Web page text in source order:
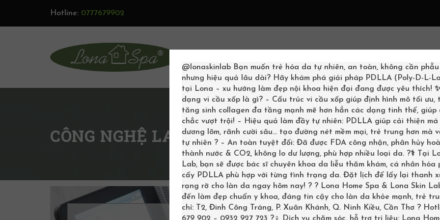
Hotline: 0777679902
CÔNG NGHỆ LASER
@lonaskinlabBạn muốn trẻ hóa da tự nhiên, an toàn, không cần
nhưng hiệu quả lâu dài? Hãy khám phá giải pháp PDLLA (Poly-D-L-
tại Lona – xu hướng làm đẹp nội khoa hiện đại đang được yêu thích!
dạng vi cầu xốp là gì? – Cấu trúc vi cầu xốp giúp định hình mô tối ưu,
tăng sinh collagen đa tầng mạnh mẽ hơn hẳn các dạng tinh thể, giúp
chắc vượt trội! – Hiệu quả làm đầy tự nhiên: PDLLA giúp cải thiện má
dương lõm, rãnh cười sâu… tạo đường nét mềm mại, trẻ trung hơn mà
tự nhiên ? – An toàn tuyệt đối: Đã được FDA công nhận, phân hủy
thành nước & CO2, không lo dư lượng, phù hợp nhiều loại da. ?‍⚕️ Tại
Lab, bạn sẽ được bác sĩ chuyên khoa da liễu thăm khám, cá nhân hóa
cấy PDLLA phù hợp với từng tình trạng da. Đặt lịch để lấy lại thanh
rạng rỡ cho làn da ngay hôm nay! ? ? Lona Home Spa & Lona Skin
đến làm đẹp chuẩn y khoa, đáng tin cậy cho làn da khỏe mạnh, trẻ
chỉ: T2, Đinh Công Tráng, P. Xuân Khánh, Q. Ninh Kiều, Cần Thơ ?